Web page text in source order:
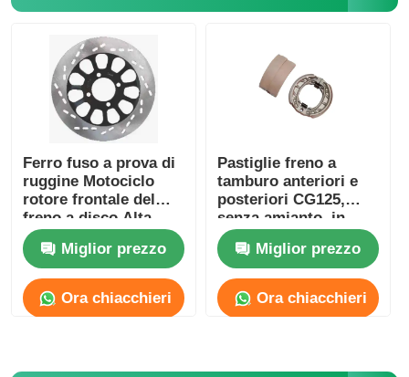
Ferro fuso a prova di
ruggine Motociclo
rotore frontale del
freno a disco Alta
resistenza
Miglior prezzo
Ora chiacchieri
Pastiglie freno a
tamburo anteriori e
posteriori CG125,
senza amianto, in
ceramica / semi-
metallicheMiglior prezzo
Ora chiacchieri